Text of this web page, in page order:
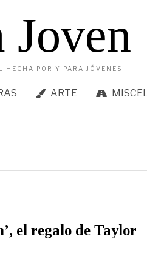
Joven
POR Y PARA JÓVENES
ARTE
el regalo de Taylor